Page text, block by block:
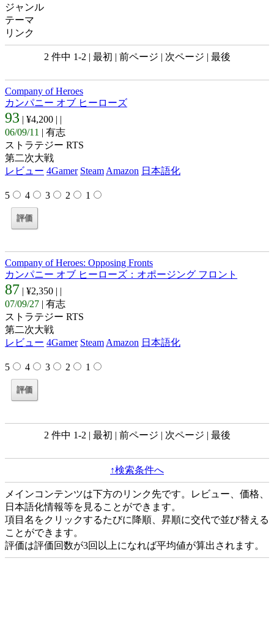
ジャンル
テーマ
リンク
2 件中 1-2 | 最初 | 前ページ | 次ページ | 最後
Company of Heroes
カンパニー オブ ヒーローズ
93 | ¥4,200 | |
06/09/11 | 有志
ストラテジー RTS
第二次大戦
レビュー 4Gamer Steam Amazon 日本語化
5 4 3 2 1
Company of Heroes: Opposing Fronts
カンパニー オブ ヒーローズ：オポージング フロント
87 | ¥2,350 | |
07/09/27 | 有志
ストラテジー RTS
第二次大戦
レビュー 4Gamer Steam Amazon 日本語化
5 4 3 2 1
2 件中 1-2 | 最初 | 前ページ | 次ページ | 最後
↑検索条件へ
メインコンテンツは下方のリンク先です。レビュー、価格、
日本語化情報等を見ることができます。
項目名をクリックするたびに降順、昇順に交代で並び替える
ことができます。
評価は評価回数が3回以上になれば平均値が算出されます。